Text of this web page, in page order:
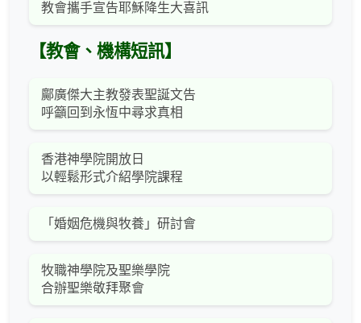
教會攜手宣告耶穌降生大喜訊
【教會、機構短訊】
鄺廣傑大主教發表聖誕文告
呼籲回到永恆中尋求真相
香港神學院開放日
以輕鬆形式介紹學院課程
「婚姻危機與牧養」研討會
牧職神學院及聖樂學院
合辦聖樂敬拜聚會